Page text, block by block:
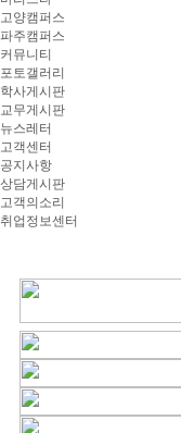
고양캠퍼스
파주캠퍼스
커뮤니티
포토갤러리
학사게시판
교무게시판
뉴스레터
고객센터
공지사항
상담게시판
고객의소리
취업정보센터